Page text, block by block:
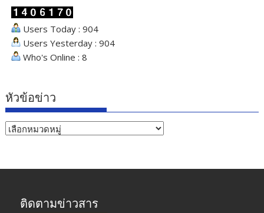
Users Today : 904
Users Yesterday : 904
Who's Online : 8
หัวข้อข่าว
หัวข้อ
ติดตามข่าวสาร